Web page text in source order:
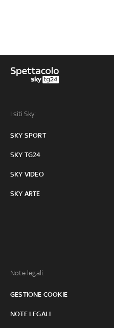
I siti Sky:
SKY SPORT
SKY TG24
SKY VIDEO
SKY ARTE
Note legali:
GESTIONE COOKIE
NOTE LEGALI